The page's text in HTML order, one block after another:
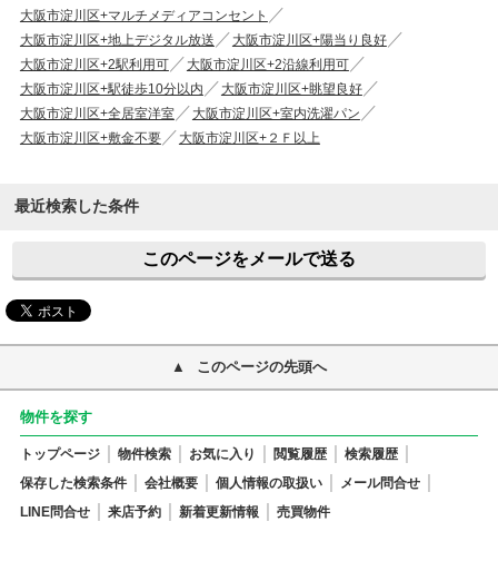
大阪市淀川区+マルチメディアコンセント
大阪市淀川区+地上デジタル放送
大阪市淀川区+陽当り良好
大阪市淀川区+2駅利用可
大阪市淀川区+2沿線利用可
大阪市淀川区+駅徒歩10分以内
大阪市淀川区+眺望良好
大阪市淀川区+全居室洋室
大阪市淀川区+室内洗濯パン
大阪市淀川区+敷金不要
大阪市淀川区+２Ｆ以上
最近検索した条件
このページをメールで送る
このページの先頭へ
物件を探す
トップページ 物件検索 お気に入り 閲覧履歴
検索履歴
保存した検索条件
会社概要 個人情報の取扱い
メール問合せ
LINE問合せ
来店予約 新着更新情報 売買物件